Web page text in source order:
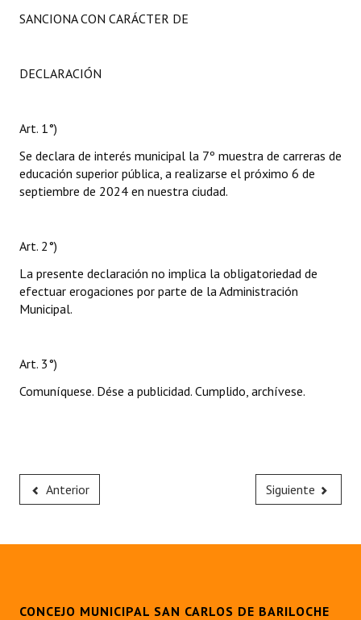
SANCIONA CON CARÁCTER DE
DECLARACIÓN
Art. 1°)
Se declara de interés municipal la 7º muestra de carreras de
educación superior pública, a realizarse el próximo 6 de
septiembre de 2024 en nuestra ciudad.
Art. 2°)
La presente declaración no implica la obligatoriedad de
efectuar erogaciones por parte de la Administración
Municipal.
Art. 3°)
Comuníquese. Dése a publicidad. Cumplido, archívese.
Anterior Siguiente
CONCEJO MUNICIPAL SAN CARLOS DE BARILOCHE